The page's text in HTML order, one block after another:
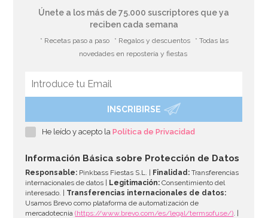
Rejilla Enfriadora 45 cm x 30 cm
AÑADIR
Únete a los más de 75.000 suscriptores que ya
reciben cada semana
* Recetas paso a paso * Regalos y descuentos
* Todas las
novedades en repostería y fiestas
INSCRIBIRSE
He leído y acepto laPolítica de Privacidad
Información Básica sobre Protección de Datos
Responsable: Pinkbass Fiestas S.L. | Finalidad: Transferencias
internacionales de datos |
Legitimación: Consentimiento del
interesado. | Transferencias internacionales de datos:
Usamos Brevo como plataforma de automatización de
mercadotecnia(https://www.brevo.com/es/legal/termsofuse/). |